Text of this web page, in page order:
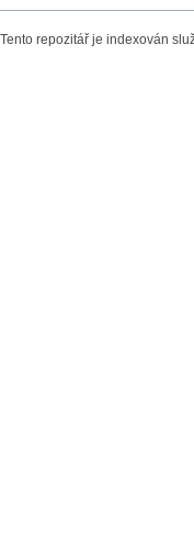
Tento repozitář je indexován